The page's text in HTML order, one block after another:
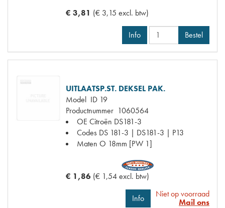
€ 3,81 (€ 3,15 excl. btw)
Info Bestel
UITLAATSP.ST. DEKSEL PAK.
Model ID 19
Productnummer 1060564
OE Citroën DS181-3
Codes DS 181-3 | DS181-3 | P13
Maten O 18mm [PW 1]
€ 1,86 (€ 1,54 excl. btw)
Info
Niet op voorraad
Mail ons